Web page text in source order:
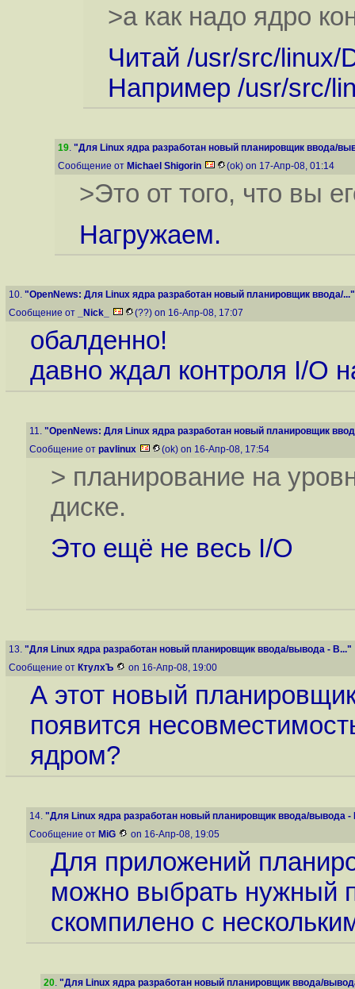
>а как надо ядро
Читай /usr/src/linux/
Например /usr/src/
19. "Для Linux ядра разработан новый планировщик ввода/
Сообщение от Michael Shigorin (ok) on 17-Апр-08, 01:14
>Это от того, что вы
Нагружаем.
10. "OpenNews: Для Linux ядра разработан новый планировщик ввода/..."
Сообщение от
_Nick_ (??) on 16-Апр-08, 17:07
обалденно!
давно ждал контроля I/O
11. "OpenNews: Для Linux ядра разработан новый планировщик
Сообщение от pavlinux (ok) on 16-Апр-08, 17:54
> планирование на
диске.
Это ещё не весь I/O
13. "Для Linux ядра разработан новый планировщик ввода/вывода - B..."
Сообщение от КтулхЪ on 16-Апр-08, 19:00
А этот новый
появится
ядром?
14. "Для Linux ядра разработан новый планировщик ввода/вывода -
Сообщение от MiG on 16-Апр-08, 19:05
Для приложений
можно выбрать нужный
скомпилено с
20. "Для Linux ядра разработан новый планировщик ввода/